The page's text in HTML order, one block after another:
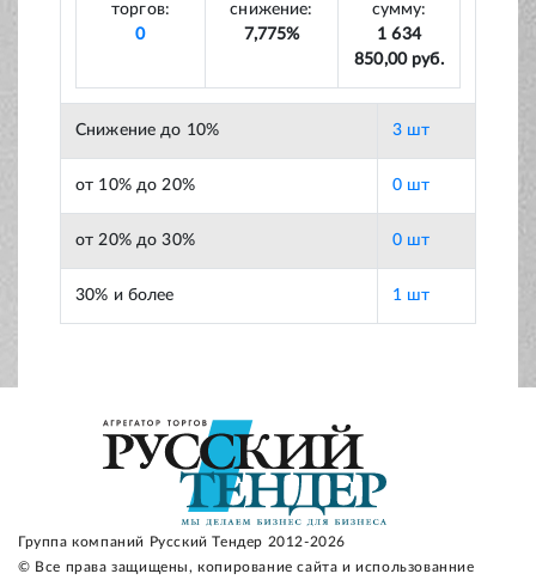
торгов:
0
снижение:
7,775%
сумму:
1 634
850,00 руб.
Снижение до 10% 3 шт
от 10% до 20% 0 шт
от 20% до 30% 0 шт
30% и более 1 шт
Группа компаний Русский Тендер 2012-2026
© Все права защищены, копирование сайта и использованние